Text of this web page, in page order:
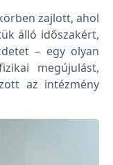
zajlott, ahol
álló időszakért,
– egy olyan
megújulást,
az intézmény